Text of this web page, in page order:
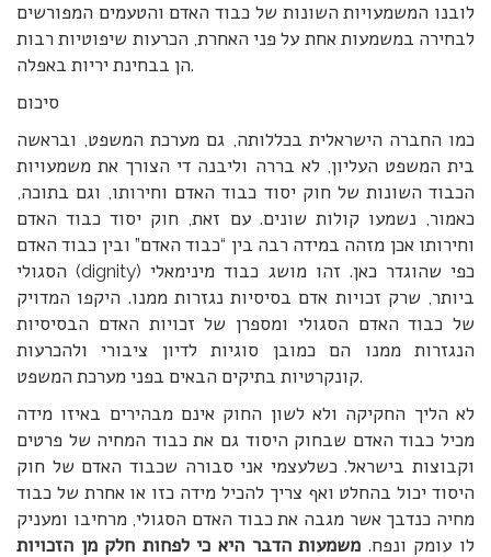
לובנו המשמעויות השונות של כבוד האדם והטעמים המפורשים
לבחירה במשמעות אחת על פני האחרת, הכרעות שיפוטיות רבות
הן בבחינת יריות באפלה.
סיכום
כמו החברה הישראלית בכללותה, גם מערכת המשפט, ובראשה
בית המשפט העליון, לא בררה וליבנה די הצורך את משמעויות
הכבוד השונות של חוק יסוד כבוד האדם וחירותו, וגם בתוכה,
כאמור, נשמעו קולות שונים. עם זאת, חוק יסוד כבוד האדם
וחירותו אכן מזהה במידה רבה בין “כבוד האדם” ובין כבוד האדם
הסגולי (dignity) כפי שהוגדר כאן. זהו מושג כבוד מינימאלי
ביותר, שרק זכויות אדם בסיסיות נגזרות ממנו. היקפו המדויק
של כבוד האדם הסגולי ומספרן של זכויות האדם הבסיסיות
הנגזרות ממנו הם כמובן סוגיות לדיון ציבורי ולהכרעות
קונקרטיות בתיקים הבאים בפני מערכת המשפט.
לא הליך החקיקה ולא לשון החוק אינם מבהירים באיזו מידה
מכיל כבוד האדם שבחוק היסוד גם את כבוד המחיה של פרטים
וקבוצות בישראל. כשלעצמי אני סבורה שכבוד האדם של חוק
היסוד יכול בהחלט ואף צריך להכיל מידה כזו או אחרת של כבוד
מחיה כנדבך אשר מגבה את כבוד האדם הסגולי, מרחיבו ומעניק
לו עומק ונפח. משמעות הדבר היא כי לפחות חלק מן הזכויות